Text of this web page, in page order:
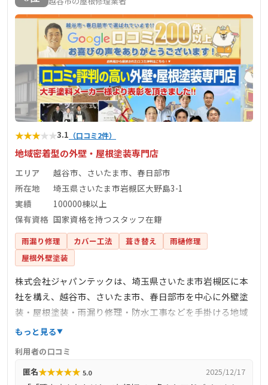
★★★★★3.1 （口コミ2件）
地域密着型の外壁・屋根塗装専門店
エリア
越谷市、さいたま市、春日部市
所在地
埼玉県さいたま市岩槻区大野島3-1
実績
100000棟以上
保有資格 国家資格を持つスタッフ在籍
雨漏り修理 カバー工法 葺き替え
雨樋修理
屋根外壁塗装
株式会社ジャパンテックは、埼玉県さいたま市岩槻区に本
社を構え、越谷市、さいたま市、春日部市を中心に外壁塗
装・屋根塗装・雨漏り修理・防水工事などを手掛ける地域
密着型の専門店です。累計施工実績は100000棟以上に上
す。自社職人による3回手塗り仕上げや、国家資格を持つス
タッフが在籍しており、品質管理とアフターフォローにも
もっと見る
利用者の口コミ
匿名★★★★★ 5.0 2025/12/17